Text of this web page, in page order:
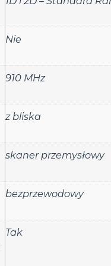
Nie
910 MHz
z bliska
skaner przemysłowy
bezprzewodowy
Tak